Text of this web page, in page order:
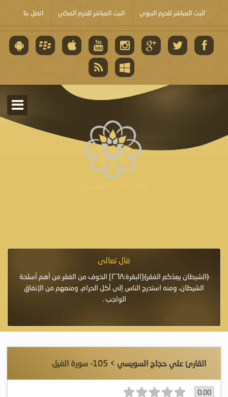
البث المباشر للحرم النبوي البث المباشر للحرم المكي اتصل بنا
قال تعالى
﴿الشيطان يعِدُكم الفقر﴾[البقرة:٢٦٨] الخوف من الفقر من أهم أسلحة
الشيطان، ومنه استدرج الناس إلى أكل الحرام، ومنعهم من الإنفاق
الواجب .
القارئ علي حجاج السويسي > 105- سورة الفيل
0.00